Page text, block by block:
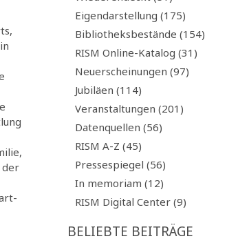
der
Eigendarstellung (175)
Bibliotheksbestände (154)
RISM Online-Katalog (31)
Neuerscheinungen (97)
Jubiläen (114)
Veranstaltungen (201)
Datenquellen (56)
RISM A-Z (45)
Pressespiegel (56)
In memoriam (12)
RISM Digital Center (9)
BELIEBTE BEITRÄGE